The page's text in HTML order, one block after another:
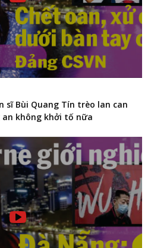
sĩ Bùi Quang Tín trèo lan can
an không khởi tố nữa